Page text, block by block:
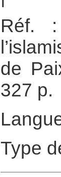
Réf.
de
327 p.
Type